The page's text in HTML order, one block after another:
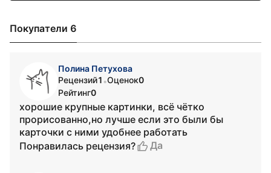
Покупатели 6
Полина Петухова
Рецензий1 •Оценок0
Рейтинг0
хорошие крупные картинки, всё чётко
прорисованно,но лучше если это были бы
карточки с ними удобнее работать
Понравилась рецензия?
Да